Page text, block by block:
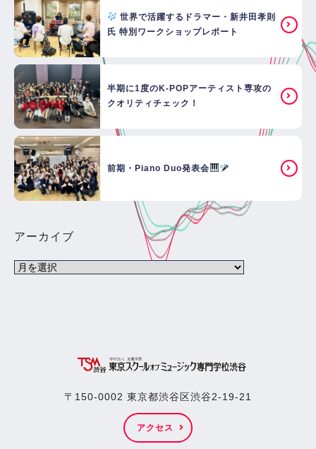
世界で活躍するドラマー・新井田孝則
氏 特別ワークショップレポート
半期に1度のK-POPアーティスト専攻の
クオリティチェック！
前期・Piano Duo発表会
アーカイブ
〒150-0002 東京都渋谷区渋谷2-19-21
アクセス